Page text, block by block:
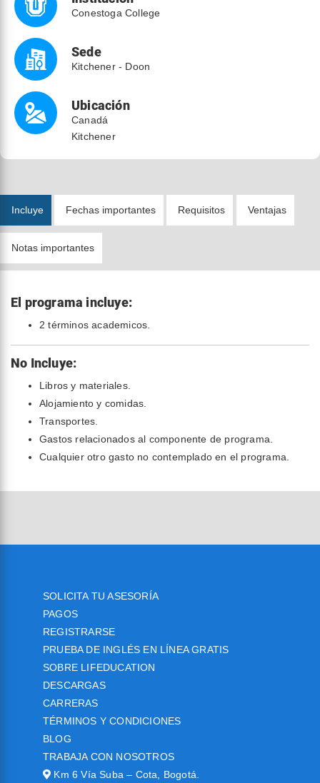
Conestoga College
Sede
Kitchener - Doon
Ubicación
Canadá
Kitchener
Incluye Fechas importantes Requisitos Ventajas
Notas importantes
El programa incluye:
2 términos academicos.
No Incluye:
Libros y materiales.
Alojamiento y comidas.
Transportes.
Gastos relacionados al componente de programa.
Cualquier otro gasto no contemplado en el programa.
SOLICITA TU ASESORÍA
PAGOS
REGISTRARSE
PRUEBA DE INGLÉS EN LÍNEA GRATIS
SOBRE LIFEDUCATION
DESCARGAS
CARRERAS
TÉRMINOS Y CONDICIONES
BLOG
TRABAJA CON NOSOTROS
Km 6 Vía Suba – Cota, Bogotá.